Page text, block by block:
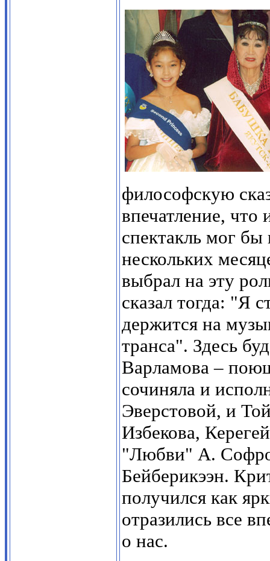
философскую
впечатление, что
спектакль мог бы
нескольких
выбрал на эту
сказал тогда: "Я
держится на
транса". Здесь
Варламова –
сочиняла и
Эверстовой, и
Избекова,
"Любви" А.
Бейберикээн.
получился как
отразились все
о нас.